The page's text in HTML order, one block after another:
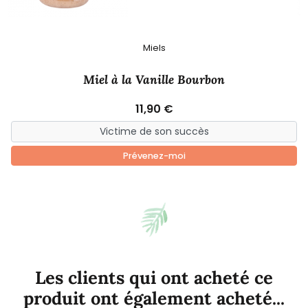
Miels
Miel à la Vanille Bourbon
11,90 €
Prévenez-moi
Les clients qui ont acheté ce
produit ont également acheté...